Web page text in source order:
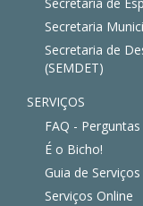
Secretaria de
Secretaria
Secretaria de
(SEMDET)
SERVIÇOS
FAQ -
É o Bicho!
Guia de Serviços
Serviços Online